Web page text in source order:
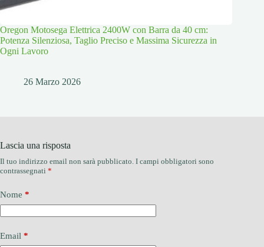
Oregon Motosega Elettrica 2400W con Barra da 40 cm:
Potenza Silenziosa, Taglio Preciso e Massima Sicurezza in
Ogni Lavoro
26 Marzo 2026
Lascia una risposta
Il tuo indirizzo email non sarà pubblicato. I campi obbligatori sono
contrassegnati *
Nome *
Email *